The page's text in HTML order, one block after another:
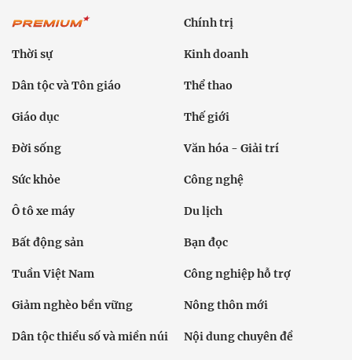
Chính trị
Thời sự Kinh doanh
Dân tộc và Tôn giáo Thể thao
Giáo dục Thế giới
Đời sống Văn hóa - Giải trí
Sức khỏe Công nghệ
Ô tô xe máy Du lịch
Bất động sản Bạn đọc
Tuần Việt Nam Công nghiệp hỗ trợ
Giảm nghèo bền vững Nông thôn mới
Dân tộc thiểu số và miền núi Nội dung chuyên đề